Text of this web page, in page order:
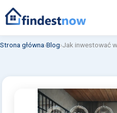
Strona główna›Blog›Jak inwestować